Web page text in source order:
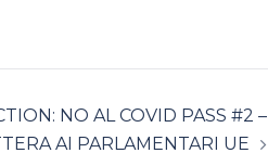
NO AL COVID PASS #2 –
AI PARLAMENTARI UE